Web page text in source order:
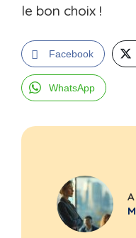
le bon choix !
Facebook
WhatsApp